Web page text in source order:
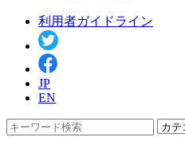
利用者ガイドライン
JP
EN